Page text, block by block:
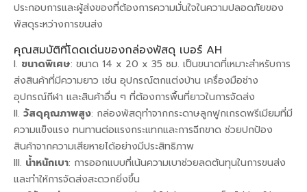
ประกอบการและผู้ส่งของที่ต้องการความมั่นใจในความปลอดภัยของ
พัสดุระหว่างการขนส่ง
คุณสมบัติที่โดดเด่นของกล่องพัสดุ เบอร์ AH
ขนาดพิเศษ: ขนาด 14 x 20 x 35 ซม. เป็นขนาดที่เหมาะสำหรับการ
ส่งสินค้าที่มีความยาว เช่น อุปกรณ์ตกแต่งบ้าน เครื่องมือช่าง
อุปกรณ์กีฬา และสินค้าอื่น ๆ ที่ต้องการพื้นที่ยาวในการจัดส่ง
วัสดุคุณภาพสูง: กล่องพัสดุทำจากกระดาษลูกฟูกเกรดพรีเมียมที่มี
ความแข็งแรง ทนทานต่อแรงกระแทกและการฉีกขาด ช่วยปกป้อง
สินค้าจากความเสียหายได้อย่างมีประสิทธิภาพ
น้ำหนักเบา: การออกแบบที่เน้นความเบาช่วยลดต้นทุนในการขนส่ง
และทำให้การจัดส่งสะดวกยิ่งขึ้น